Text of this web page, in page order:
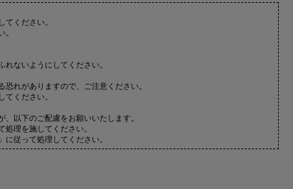
ください。
。
ないようにしてください。
れがありますので、ご注意ください。
ください。
以下のご配慮をお願いいたします。
理を施してください。
従って処理してください。